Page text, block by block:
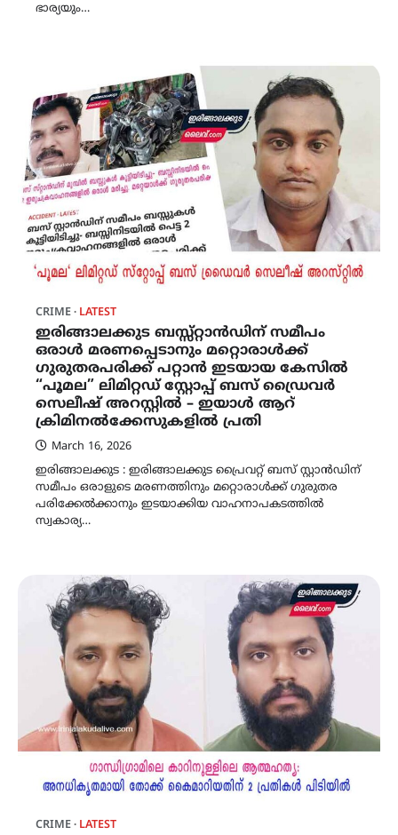
ഭാര്യയും…
CRIME LATEST
ഇരിങ്ങാലക്കുട ബസ്സ്റ്റാൻഡിന് സമീപം
ഒരാൾ മരണപ്പെടാനും മറ്റൊരാൾക്ക്
ഗുരുതരപരിക്ക് പറ്റാൻ ഇടയായ കേസിൽ
“പൂമല” ലിമിറ്റഡ് സ്റ്റോപ്പ് ബസ് ഡ്രൈവർ
സെലീഷ് അറസ്റ്റിൽ – ഇയാൾ ആറ്
ക്രിമിനൽക്കേസുകളിൽ പ്രതി
March 16, 2026
ഇരിങ്ങാലക്കുട : ഇരിങ്ങാലക്കുട പ്രൈവറ്റ് ബസ് സ്റ്റാൻഡിന്
സമീപം ഒരാളുടെ മരണത്തിനും മറ്റൊരാൾക്ക് ഗുരുതര
പരിക്കേൽക്കാനും ഇടയാക്കിയ വാഹനാപകടത്തിൽ
സ്വകാര്യ…
CRIME LATEST